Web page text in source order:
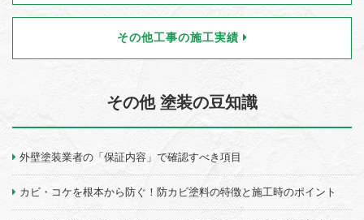
その他工事の施工実績
その他 塗装の豆知識
外壁塗装業者の「保証内容」で確認すべき項目
カビ・コケを根本から防ぐ！防カビ塗料の特徴と施工時のポイント